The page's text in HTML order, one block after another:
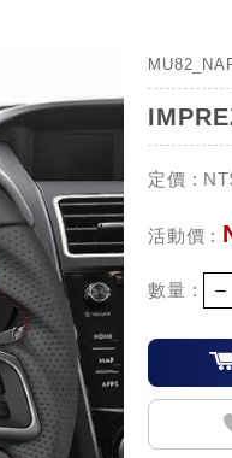
定價 :
活動價 :
數量 : －